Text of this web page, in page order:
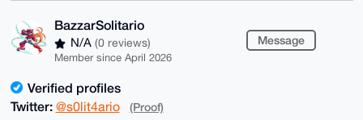
BazzarSolitario
N/A (0 reviews)
Member since April 2026
Message
Verified profiles
Twitter: @s0lit4ario (Proof)